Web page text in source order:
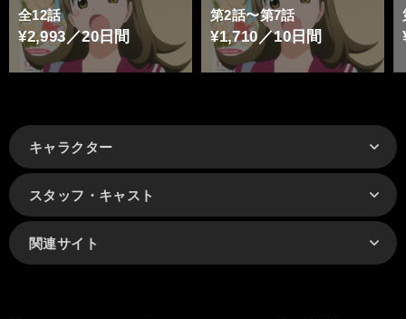
全12話
¥2,993／20日間
第2話〜第7話
¥1,710／10日間
キャラクター
スタッフ・キャスト
関連サイト